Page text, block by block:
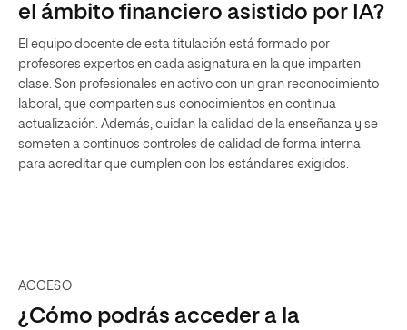
el ámbito financiero asistido por IA?
El equipo docente de esta titulación está formado por
profesores expertos en cada asignatura en la que imparten
clase. Son profesionales en activo con un gran reconocimiento
laboral, que comparten sus conocimientos en continua
actualización. Además, cuidan la calidad de la enseñanza y se
someten a continuos controles de calidad de forma interna
para acreditar que cumplen con los estándares exigidos.
ACCESO
¿Cómo podrás acceder a la